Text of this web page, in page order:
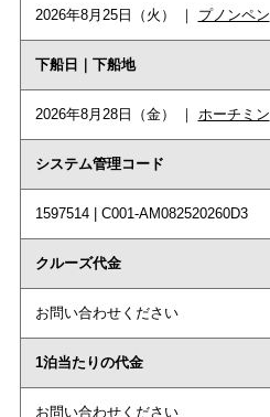
2026年8月25日（火） ｜ プノンペン
下船日｜下船地
2026年8月28日（金） ｜ ホーチミン
システム管理コード
1597514 | C001-AM082520260D3
クルーズ代金
お問い合わせください
1泊当たりの代金
お問い合わせください